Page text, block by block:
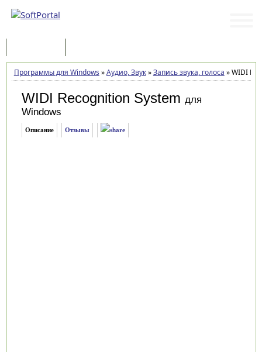
Программы для Windows »Аудио, Звук»Запись звука, голоса »WIDI
WIDI Recognition System для
Windows
Описание Отзывы